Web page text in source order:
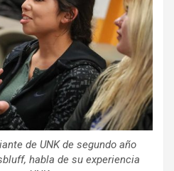
de UNK de segundo año
habla de su experiencia